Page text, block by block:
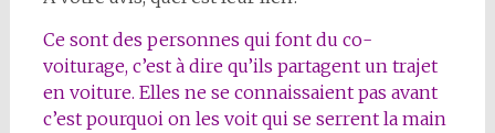
Ce sont des personnes qui font du co-
voiturage, c’est à dire qu’ils partagent un trajet
en voiture. Elles ne se connaissaient pas avant
c’est pourquoi on les voit qui se serrent la main